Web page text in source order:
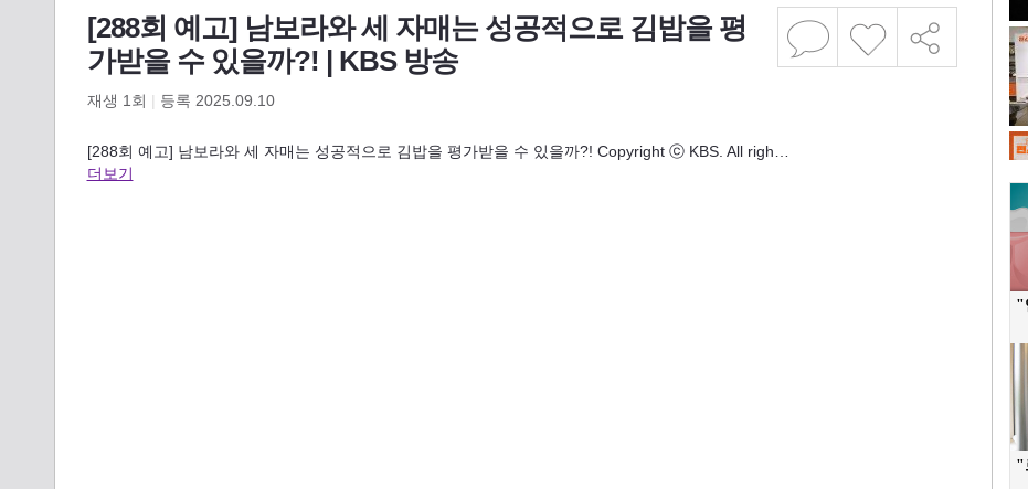
[288회 예고] 남보라와 세 자매는 성공적으로 김밥을 평
가받을 수 있을까?! | KBS 방송
재생 1 회 | 등록 2025.09.10
[288회 예고] 남보라와 세 자매는 성공적으로 김밥을 평가받을 수 있을까?! Copyright ⓒ KBS. All righ…
더보기